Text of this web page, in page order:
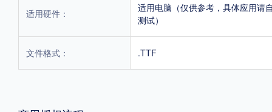
适用硬件：
适用电脑（仅供参考，具体应用请
测试）
文件格式： .TTF